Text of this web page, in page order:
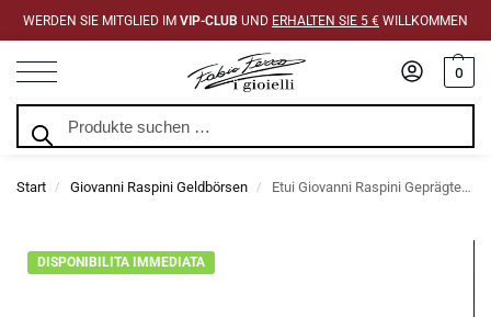
WERDEN SIE MITGLIED IM VIP-CLUB UND ERHALTEN SIE 5 € WILLKOMMEN
0
Start / Giovanni Raspini Geldbörsen / Etui Giovanni Raspini Geprägtes Leder 22 x 14 cm
DISPONIBILITA IMMEDIATA